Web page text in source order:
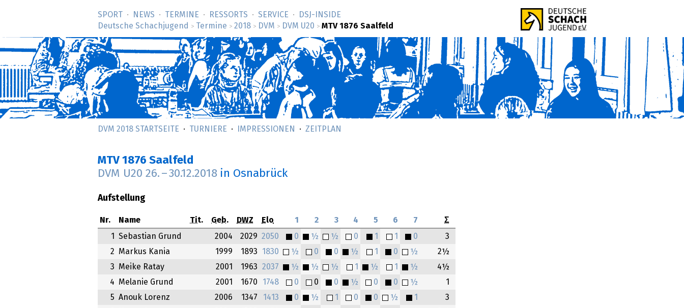
SPORT NEWS TERMINE RESSORTS SERVICE
DSJ-­INSIDE
Deutsche Schachjugend
> Termine > 2018 > DVM > DVM U20 > MTV 1876 Saalfeld
DVM 2018 STARTSEITE TURNIERE IMPRESSIONEN ZEITPLAN
MTV 1876 Saalfeld
DVM U20 26. –30.12.2018 in Osnabrück
Aufstellung
Nr. Name Tit. Geb. DWZ Elo 1 2 3 4 5 6 7 Σ
1 Sebastian Grund 2004 2029 2050 0 ½ ½ 0 1 1 0
3
2
Markus Kania 1999 1893 1830 ½ 0 0 ½ 1 0 ½
2½
3
Meike Ratay 2001 1963 2037 ½ ½ ½ 1 ½ 1 ½
4½
4
Melanie Grund 2001 1670 1748 0 0 0 ½ 0 0 ½
1
5 Anouk Lorenz 2006 1347 1413 0 ½ 1 0 0 ½ 1
3